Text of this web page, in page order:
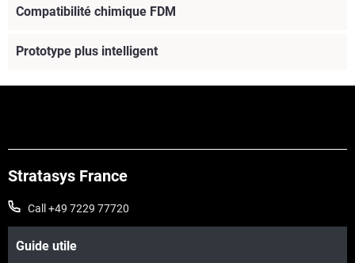
Compatibilité chimique FDM
Prototype plus intelligent
Stratasys France
Call +49 7229 77720
Guide utile